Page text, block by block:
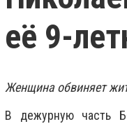
её 9-
Женщина обвиняет
В дежурную часть